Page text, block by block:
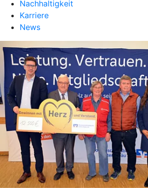
Nachhaltigkeit
Karriere
News